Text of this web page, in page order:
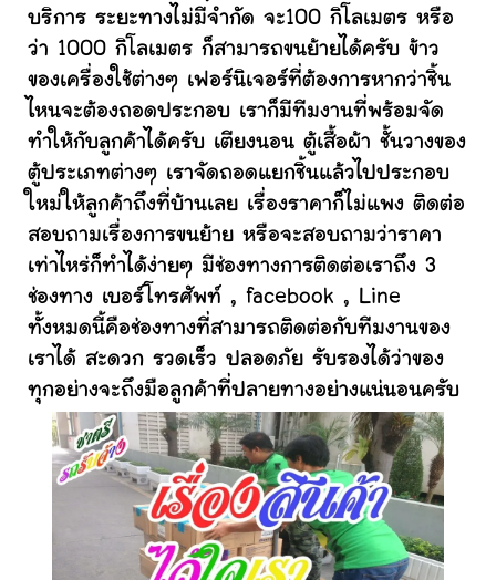
บริการ ระยะทางไม่มีจำกัด จะ100 กิโลเมตร หรือ
ว่า 1000 กิโลเมตร ก็สามารถขนย้ายได้ครับ ข้าว
ของเครื่องใช้ต่างๆ เฟอร์นิเจอร์ที่ต้องการหากว่าชิ้น
ไหนจะต้องถอดประกอบ เราก็มีทีมงานที่พร้อมจัด
ทำให้กับลูกค้าได้ครับ เตียงนอน ตู้เสื้อผ้า ชั้นวางของ
ตู้ประเภทต่างๆ เราจัดถอดแยกชิ้นแล้วไปประกอบ
ใหม่ให้ลูกค้าถึงที่บ้านเลย เรื่องราคาก็ไม่แพง ติดต่อ
สอบถามเรื่องการขนย้าย หรือจะสอบถามว่าราคา
เท่าไหร่ก็ทำได้ง่ายๆ มีช่องทางการติดต่อเราถึง 3
ช่องทาง เบอร์โทรศัพท์ , facebook , Line
ทั้งหมดนี้คือช่องทางที่สามารถติดต่อกับทีมงานของ
เราได้ สะดวก รวดเร็ว ปลอดภัย รับรองได้ว่าของ
ทุกอย่างจะถึงมือลูกค้าที่ปลายทางอย่างแน่นอนครับ